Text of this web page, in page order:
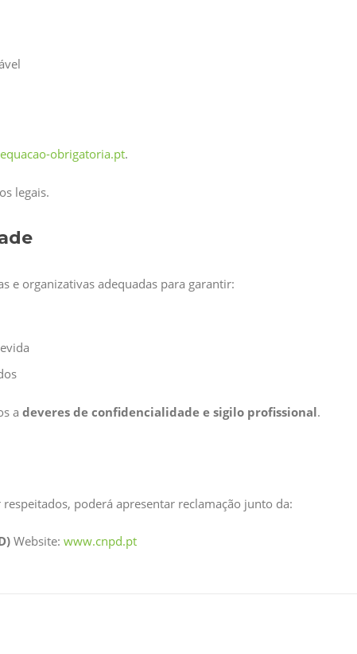
obrigatoria.pt.
legais.
e organizativas adequadas para garantir:
a deveres de confidencialidade e sigilo profissional.
poderá apresentar reclamação junto da:
Website: www.cnpd.pt